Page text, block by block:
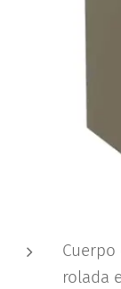
rolada